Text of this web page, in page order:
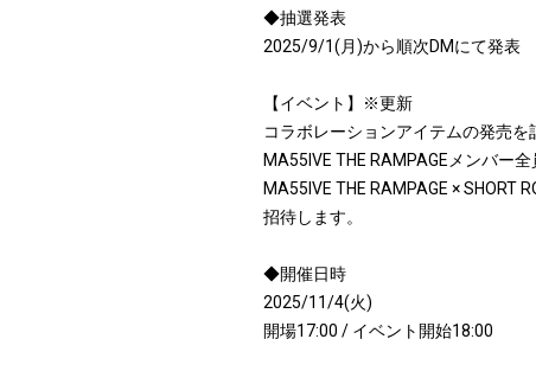
◆抽選発表
2025/9/1(月)から順次DMにて発表
【イベント】※更新
コラボレーションアイテムの発売を
MA55IVE THE RAMPAGEメンバー
MA55IVE THE RAMPAGE ×
招待します。
◆開催日時
2025/11/4(火)
開場17:00 / イベント開始18:00